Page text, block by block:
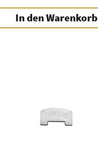
In den Warenkorb